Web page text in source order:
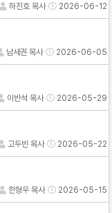
하진호 목사 2026-06-12
남세권 목사 2026-06-05
이반석 목사 2026-05-29
고두빈 목사 2026-05-22
한형우 목사 2026-05-15